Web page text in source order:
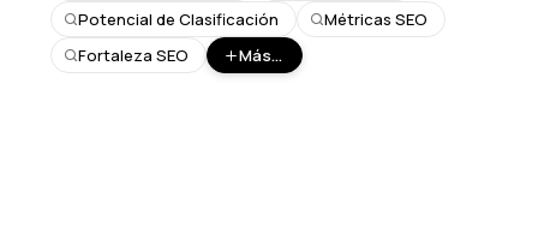
Potencial de Clasificación
Métricas SEO
Fortaleza SEO
Más...